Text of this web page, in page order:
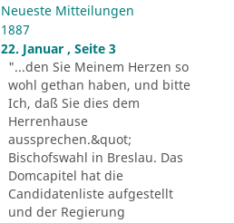
Neueste Mitteilungen
1887
22. Januar , Seite 3
"...den Sie Meinem Herzen so
wohl gethan haben, und bitte
Ich, daß Sie dies dem
Herrenhause
aussprechen.&quot;
Bischofswahl in Breslau. Das
Domcapitel hat die
Candidatenliste aufgestellt
und der Regierung